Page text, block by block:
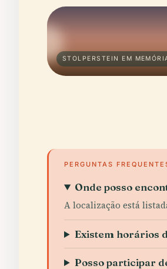
STOLPERSTEIN EM
PERGUNTAS
Onde posso
A localização está
Existem horários
Posso participar